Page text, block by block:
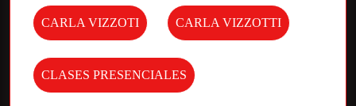
CARLA VIZZOTI CARLA VIZZOTTI
CLASES PRESENCIALES